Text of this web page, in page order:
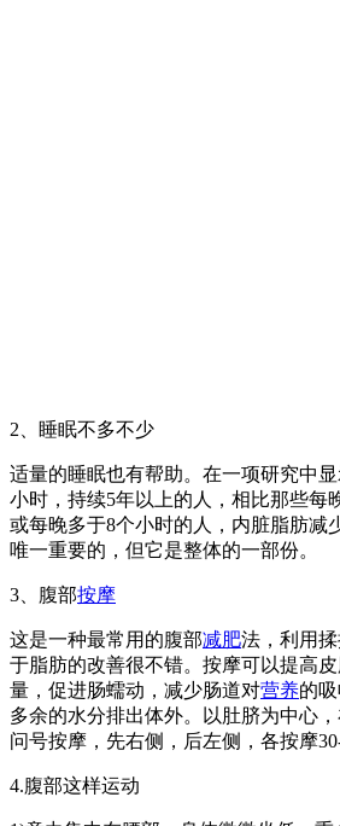
2、睡眠不多不少
适量的睡眠也有帮助。在一项研究中
小时，持续5年以上的人，相比那些每
或每晚多于8个小时的人，内脏脂肪减
唯一重要的，但它是整体的一部份。
3、腹部按摩
这是一种最常用的腹部减肥法，利用
于脂肪的改善很不错。按摩可以提高
量，促进肠蠕动，减少肠道对营养的
多余的水分排出体外。以肚脐为中心
问号按摩，先右侧，后左侧，各按摩
4.腹部这样运动